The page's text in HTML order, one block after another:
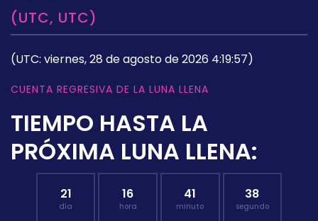
(UTC, UTC)
(UTC: viernes, 28 de agosto de 2026 4:19:57)
CUENTA REGRESIVA DE LA LUNA LLENA
TIEMPO HASTA LA
PRÓXIMA LUNA LLENA:
21
día
16
hora
41
minuto
37
segundo